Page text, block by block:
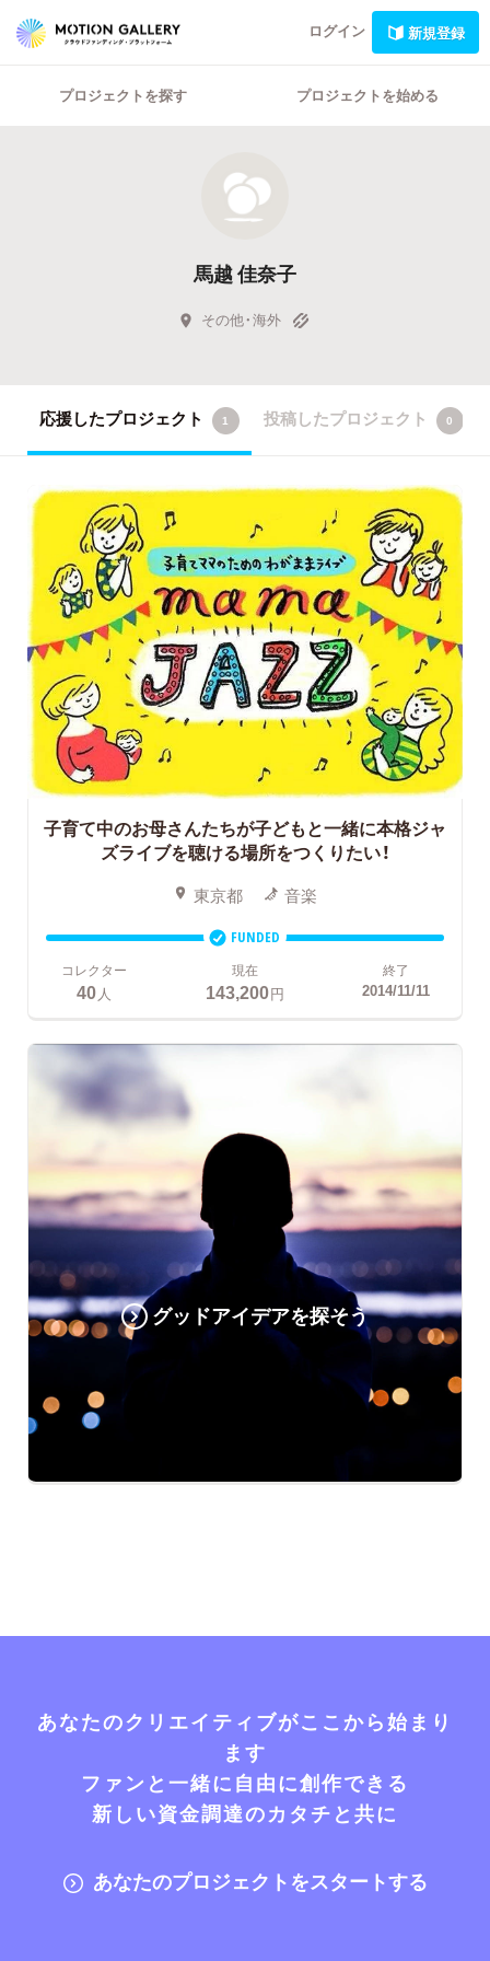
ログイン 新規登録
プロジェクトを探す プロジェクトを始める
馬越 佳奈子
その他・海外
応援したプロジェクト 1 投稿したプロジェクト 0
子育て中のお母さんたちが子どもと一緒に本格ジャ
ズライブを聴ける場所をつくりたい！
東京都 音楽
FUNDED
コレクター
40 人
現在
143,200円
終了
2014/11/11
グッドアイデアを探そう
あなたのクリエイティブがここから始まり
ます
ファンと一緒に自由に創作できる
新しい資金調達のカタチと共に
あなたのプロジェクトをスタートする